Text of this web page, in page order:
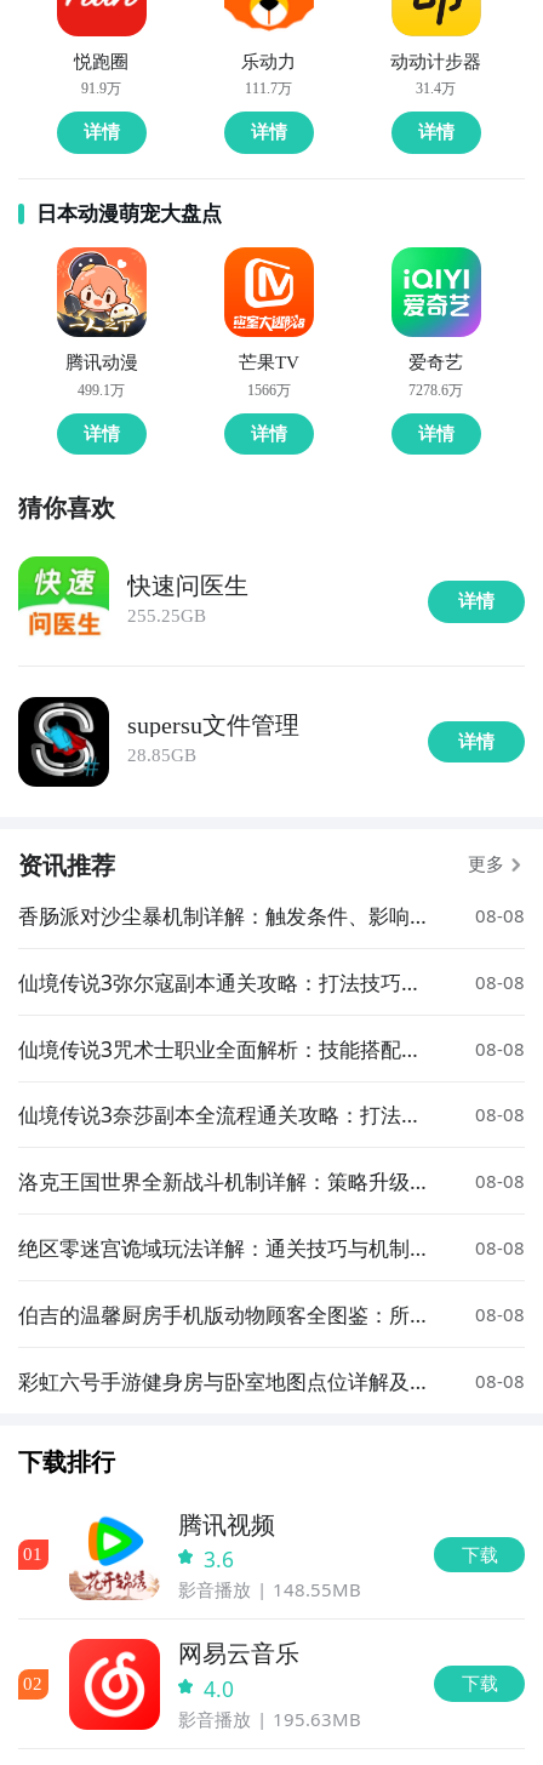
悦跑圈
91.9万
详情
乐动力
111.7万
详情
动动计步器
31.4万
详情
日本动漫萌宠大盘点
腾讯动漫
499.1万
详情
芒果TV
1566万
详情
爱奇艺
7278.6万
详情
猜你喜欢
快速问医生
255.25GB
详情
supersu文件管理
28.85GB
详情
资讯推荐 更多
香肠派对沙尘暴机制详解：触发条件、影响范
08-08
仙境传说3弥尔寇副本通关攻略：打法技巧、
08-08
仙境传说3咒术士职业全面解析：技能搭配、
08-08
仙境传说3奈莎副本全流程通关攻略：打法技
08-08
洛克王国世界全新战斗机制详解：策略升级与
08-08
绝区零迷宫诡域玩法详解：通关技巧与机制解
08-08
伯吉的温馨厨房手机版动物顾客全图鉴：所有
08-08
彩虹六号手游健身房与卧室地图点位详解及实
08-08
下载排行
01
腾讯视频
3.6
影音播放 148.55MB
下载
02
网易云音乐
4.0
影音播放 195.63MB
下载